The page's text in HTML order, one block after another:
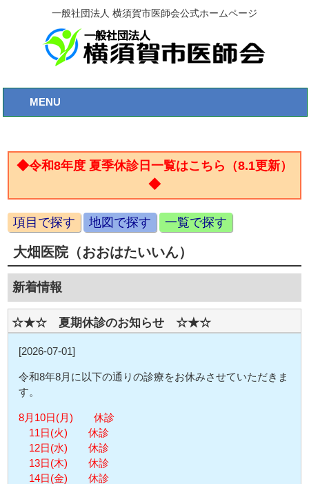
一般社団法人 横須賀市医師会公式ホームページ
MENU
◆令和8年度 夏季休診日一覧はこちら（8.1更新）
◆
項目で探す 地図で探す 一覧で探す
大畑医院（おおはたいいん）
新着情報
☆★☆ 夏期休診のお知らせ ☆★☆
[2026-07-01]
令和8年8月に以下の通りの診療をお休みさせていただきま
す。
8月10日(月) 休診
11日(火) 休診
12日(水) 休診
13日(木) 休診
14日(金) 休診